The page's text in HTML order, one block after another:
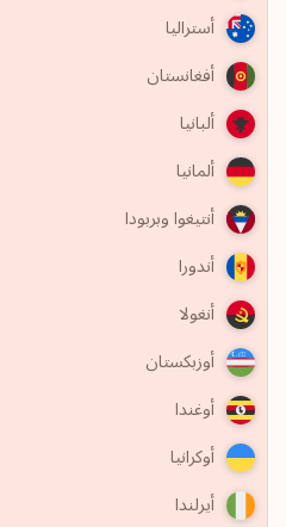
أستراليا
أفغانستان
ألبانيا
ألمانيا
أنتيغوا وبربودا
أندورا
أنغولا
أوزبكستان
أوغندا
أوكرانيا
أيرلندا